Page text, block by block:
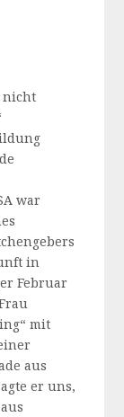
nicht
war
in
Februar
mit
aus
er uns,